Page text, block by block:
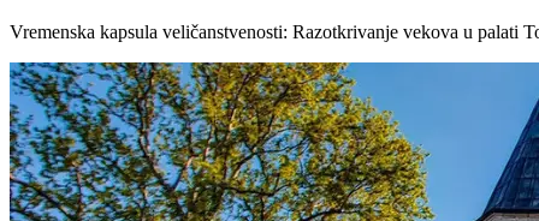
Vremenska kapsula veličanstvenosti: Razotkrivanje vekova u palati